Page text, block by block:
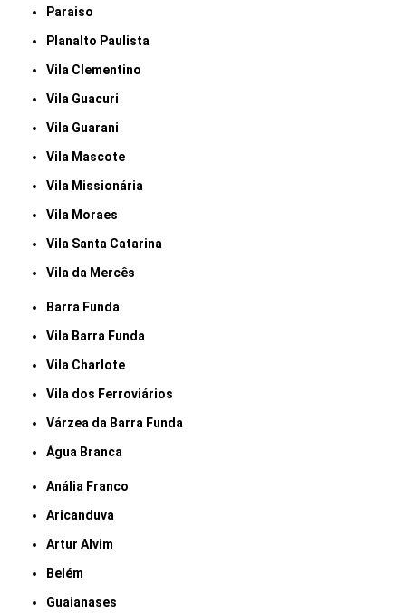
Paraiso
Planalto Paulista
Vila Clementino
Vila Guacuri
Vila Guarani
Vila Mascote
Vila Missionária
Vila Moraes
Vila Santa Catarina
Vila da Mercês
Barra Funda
Vila Barra Funda
Vila Charlote
Vila dos Ferroviários
Várzea da Barra Funda
Água Branca
Anália Franco
Aricanduva
Artur Alvim
Belém
Guaianases